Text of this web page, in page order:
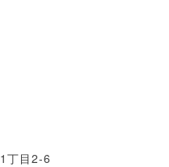
丁目2-6